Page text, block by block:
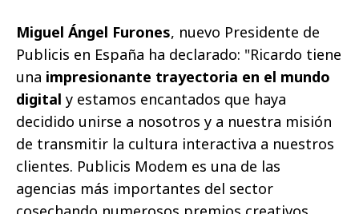
Miguel Ángel Furones, nuevo Presidente de
Publicis en España ha declarado: "Ricardo tiene
una impresionante trayectoria en el mundo
digital y estamos encantados que haya
decidido unirse a nosotros y a nuestra misión
de transmitir la cultura interactiva a nuestros
clientes. Publicis Modem es una de las
agencias más importantes del sector